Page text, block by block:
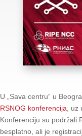
U „Sava centru“ u
RSNOG konferencija ,
Konferenciju su podržali
besplatno, ali je